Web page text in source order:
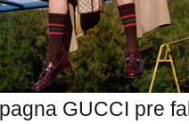
GUCCI pre